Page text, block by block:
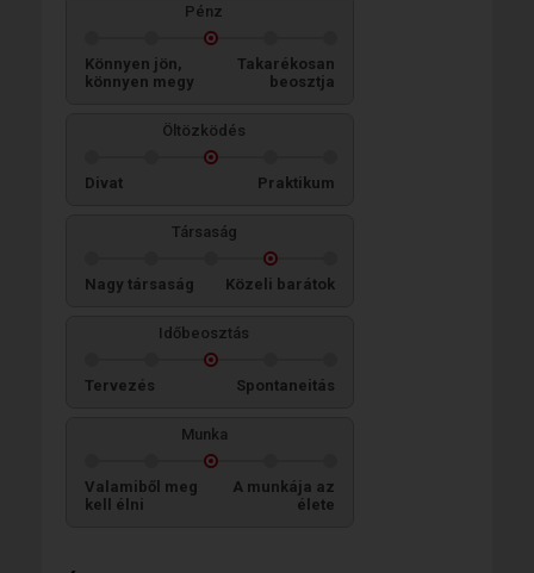
Pénz
Könnyen jön,
könnyen megy
Takarékosan
beosztja
Öltözködés
Divat Praktikum
Társaság
Nagy társaság Közeli barátok
Időbeosztás
Tervezés Spontaneitás
Munka
Valamiből meg
kell élni
A munkája az
élete